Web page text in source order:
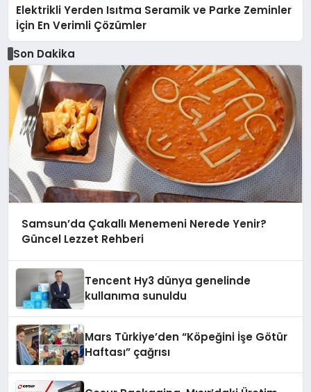
Elektrikli Yerden Isıtma Seramik ve Parke Zeminler
İçin En Verimli Çözümler
Son Dakika
Samsun’da Çakallı Menemeni Nerede Yenir?
Güncel Lezzet Rehberi
Tencent Hy3 dünya genelinde
kullanıma sunuldu
Mars Türkiye’den “Köpeğini İşe Götür
Haftası” çağrısı